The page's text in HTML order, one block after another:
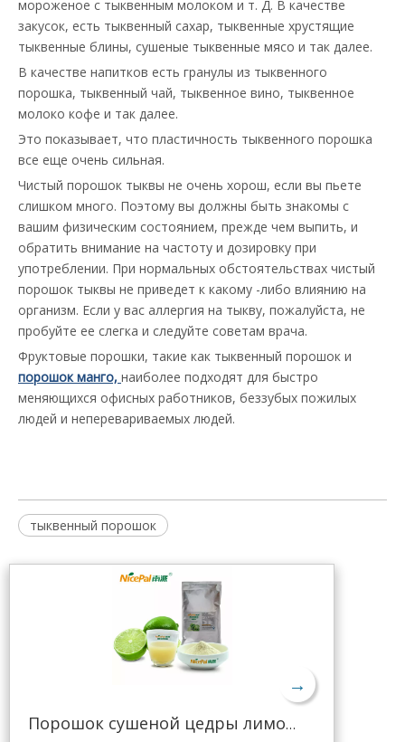
мороженое с тыквенным молоком и т. Д. В качестве
закусок, есть тыквенный сахар, тыквенные хрустящие
тыквенные блины, сушеные тыквенные мясо и так далее.
В качестве напитков есть гранулы из тыквенного
порошка, тыквенный чай, тыквенное вино, тыквенное
молоко кофе и так далее.
Это показывает, что пластичность тыквенного порошка
все еще очень сильная.
Чистый порошок тыквы не очень хорош, если вы пьете
слишком много. Поэтому вы должны быть знакомы с
вашим физическим состоянием, прежде чем выпить, и
обратить внимание на частоту и дозировку при
употреблении. При нормальных обстоятельствах чистый
порошок тыквы не приведет к какому -либо влиянию на
организм. Если у вас аллергия на тыкву, пожалуйста, не
пробуйте ее слегка и следуйте советам врача.
Фруктовые порошки, такие как тыквенный порошок и
порошок манго, наиболее подходят для быстро
меняющихся офисных работников, беззубых пожилых
людей и неперевариваемых людей.
тыквенный порошок
→
Порошок сушеной цедры лимона оптом